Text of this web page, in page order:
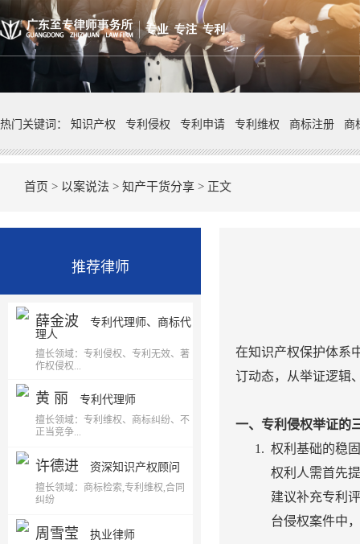
热门关键词： 知识产权 专利侵权 专利申请 专利维权 商标注册 商
首页 > 以案说法 > 知产干货分享 > 正文
推荐律师
薛金波 专利代理师、商标代
理人
擅长领域：专利侵权、专利无效、著
作权侵权...
黄 丽 专利代理师
擅长领域：专利维权、商标纠纷、不
正当竞争...
许德进 资深知识产权顾问
擅长领域：商标检索,专利维权,合同
纠纷
周雪莹 执业律师
在知识产权保护体系
订动态，从举证逻辑
一、专利侵权举证的
权利基础的稳
权利人需首先
建议补充专利
台侵权案件中